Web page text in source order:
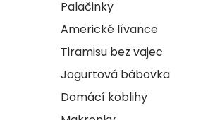
Palačinky
Americké lívance
Tiramisu bez vajec
Jogurtová bábovka
Domácí koblihy